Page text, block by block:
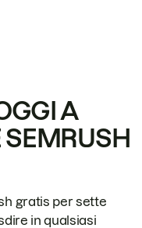
A
SEMRUSH
gratis per sette
in qualsiasi